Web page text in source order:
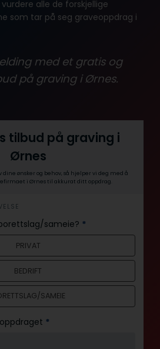
alle de forskjellige
som tar på seg graveoppdrag i
med et gratis og
på graving i Ørnes.
tilbud på graving i
Ørnes
dine ønsker og behov, så hjelper vi deg med å
i Ørnes til akkurat ditt oppdrag.
sameie? *
PRIVAT
BEDRIFT
SAMEIE
*